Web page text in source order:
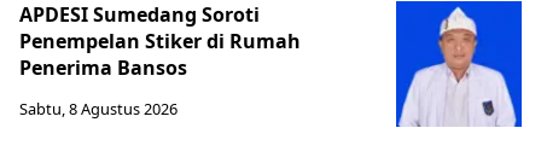
APDESI Sumedang Soroti
Penempelan Stiker di Rumah
Penerima Bansos
Sabtu, 8 Agustus 2026